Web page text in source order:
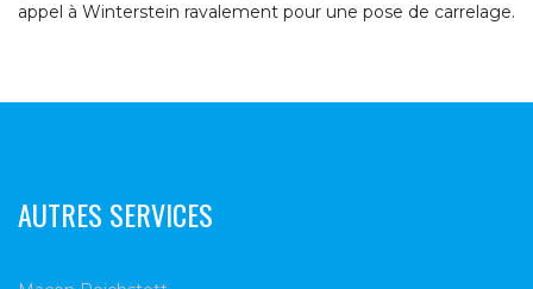
appel à Winterstein ravalement pour une pose de carrelage.
AUTRES SERVICES